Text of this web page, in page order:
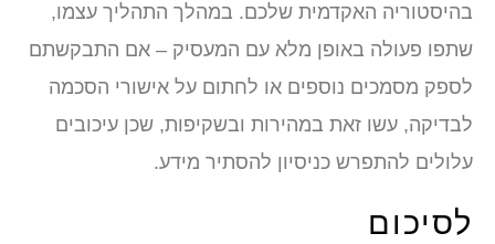
האקדמית שלכם. במהלך התהליך עצמו,
פעולה באופן מלא עם המעסיק – אם התבקשתם
מסמכים נוספים או לחתום על אישורי הסכמה
עשו זאת במהירות ובשקיפות, שכן עיכובים
להתפרש כניסיון להסתיר מידע.